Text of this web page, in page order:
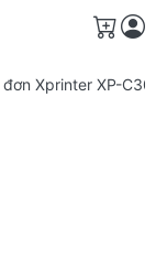
Giỏ
đơn Xprinter XP-